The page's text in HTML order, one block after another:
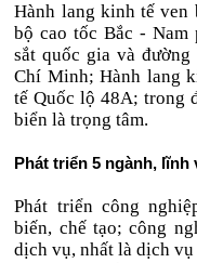
Hành lang kinh tế ven
bộ cao tốc Bắc - Nam
sắt quốc gia và
Chí Minh; Hành lang
tế Quốc lộ 48A; trong
biển là trọng tâm.
Phát triển 5 ngành,
Phát triển công
biến, chế tạo; công
dịch vụ, nhất là dịch